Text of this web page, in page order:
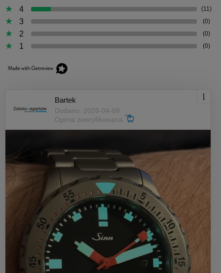
4 (11)
3 (0)
2 (0)
1 (0)
Bartek
Dodano: 2026-04-09
Opinia zweryfikowana